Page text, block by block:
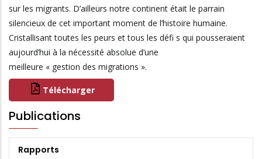
sur les migrants. D’ailleurs notre continent était le parrain
silencieux de cet important moment de l’histoire humaine.
Cristallisant toutes les peurs et tous les défi s qui pousseraient
aujourd’hui à la nécessité absolue d’une
meilleure « gestion des migrations ».
Télécharger
Publications
Rapports